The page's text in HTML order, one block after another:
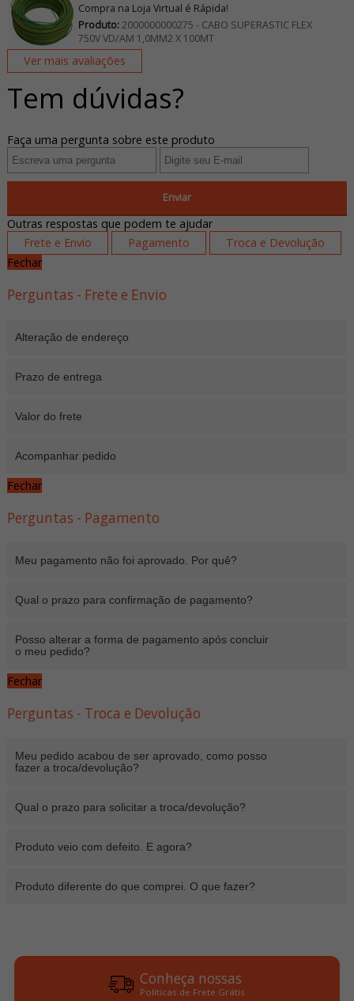
Compra na Loja Virtual é Rápida!
Produto:2000000000275 - CABO SUPERASTIC FLEX
750V VD/AM 1,0MM2 X 100MT
Ver mais avaliações
Tem dúvidas?
Faça uma pergunta sobre este produto
Enviar
Outras respostas que podem te ajudar
Frete e Envio
Pagamento
Troca e Devolução
Fechar
Perguntas - Frete e Envio
Alteração de endereço
Prazo de entrega
Valor do frete
Acompanhar pedido
Fechar
Perguntas - Pagamento
Meu pagamento não foi aprovado. Por quê?
Qual o prazo para confirmação de pagamento?
Posso alterar a forma de pagamento após concluir
o meu pedido?
Fechar
Perguntas - Troca e Devolução
Meu pedido acabou de ser aprovado, como posso
fazer a troca/devolução?
Qual o prazo para solicitar a troca/devolução?
Produto veio com defeito. E agora?
Produto diferente do que comprei. O que fazer?
Conheça nossas
Politicas de Frete Grátis